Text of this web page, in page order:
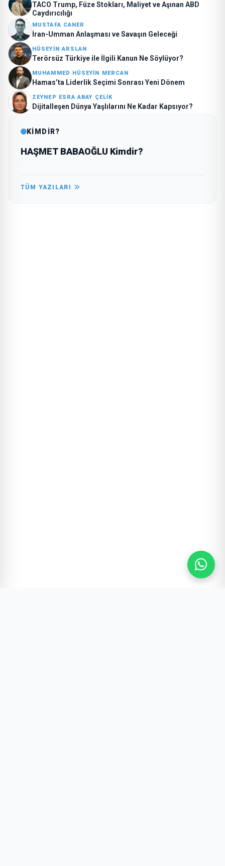
TACO Trump, Füze Stokları, Maliyet ve Aşınan ABD
Caydırıcılığı
MUSTAFA CANER
İran-Umman Anlaşması ve Savaşın Geleceği
HÜSEYİN ARSLAN
Terörsüz Türkiye ile İlgili Kanun Ne Söylüyor?
MUHAMMED HÜSEYİN MERCAN
Hamas’ta Liderlik Seçimi Sonrası Yeni Dönem
ZEYNEP ESRA ABAY ÇELİK
Dijitalleşen Dünya Yaşlılarını Ne Kadar Kapsıyor?
KİMDİR?
HAŞMET BABAOĞLU Kimdir?
TÜM YAZILARI